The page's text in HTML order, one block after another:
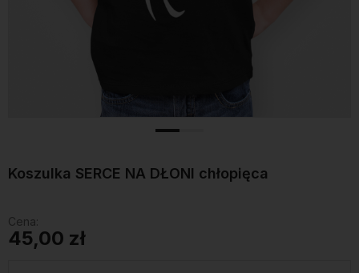
Koszulka SERCE NA DŁONI chłopięca
Cena:
45,00 zł